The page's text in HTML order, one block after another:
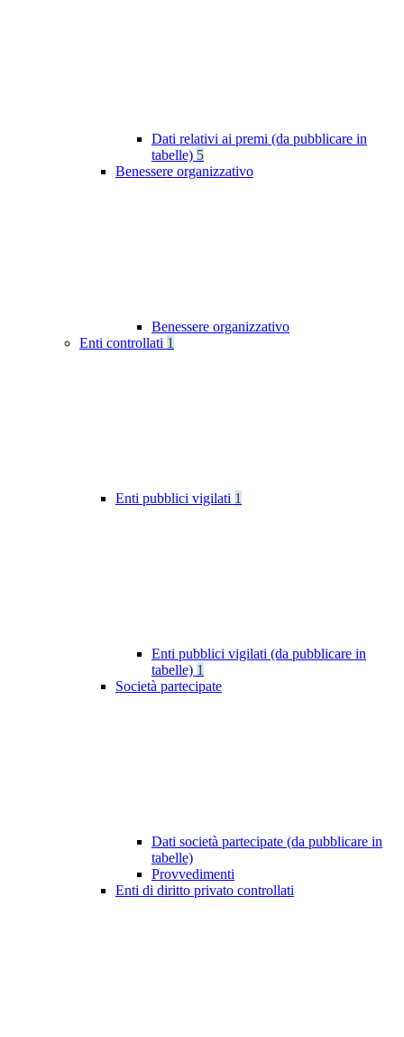
Dati relativi ai premi (da pubblicare in
tabelle) 5
Benessere organizzativo
Benessere organizzativo
Enti controllati 1
Enti pubblici vigilati 1
Enti pubblici vigilati (da pubblicare in
tabelle) 1
Società partecipate
Dati società partecipate (da pubblicare in
tabelle)
Provvedimenti
Enti di diritto privato controllati